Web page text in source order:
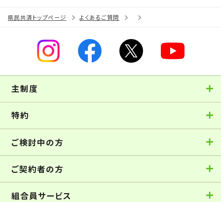
県民共済トップページ よくあるご質問
主制度
特約
ご検討中の方
ご契約者の方
組合員サービス